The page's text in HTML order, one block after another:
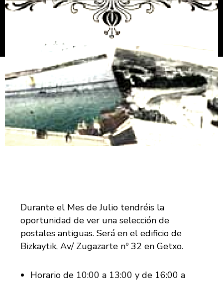
Durante el Mes de Julio tendréis la
oportunidad de ver una selección de
postales antiguas. Será en el edificio de
Bizkaytik, Av/ Zugazarte nº 32 en Getxo.
Horario de 10:00 a 13:00 y de 16:00 a